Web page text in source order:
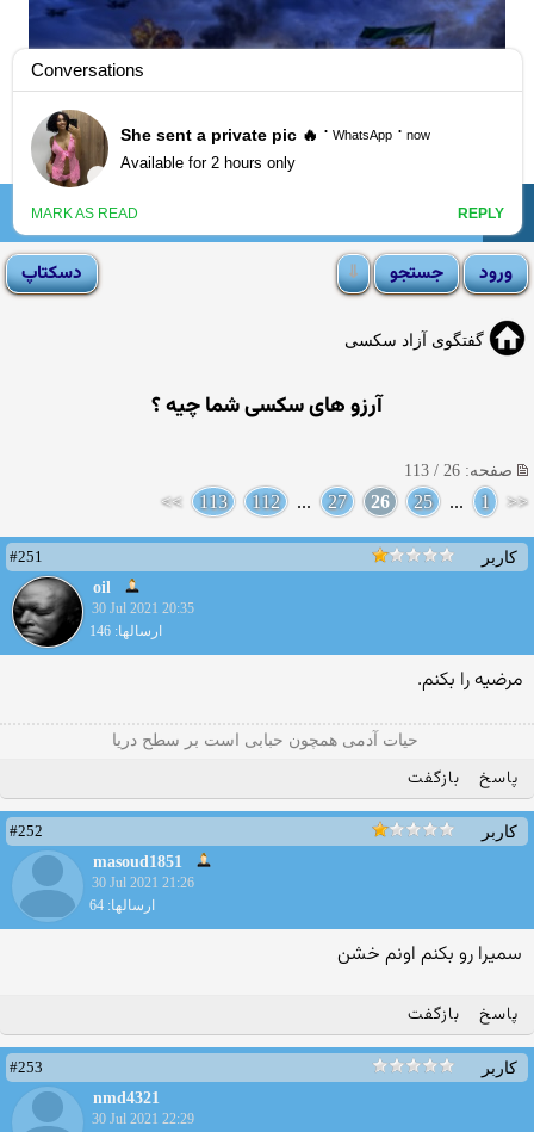
انجمن لوتی ☰
گفتگوی آزاد سکسی
آرزو های سکسی شما چیه ؟
صفحه: 26 / 113
<<
1
...
25
26
27
...
112
113
>>
کاربر
#251
oil
30 Jul 2021 20:35
ارسالها: 146
مرضیه را بکنم.
حیات آدمی همچون حبابی است بر سطح دریا
پاسخ بازگفت
کاربر
#252
masoud1851
30 Jul 2021 21:26
ارسالها: 64
سمیرا رو بکنم اونم خشن
پاسخ بازگفت
کاربر
#253
nmd4321
30 Jul 2021 22:29